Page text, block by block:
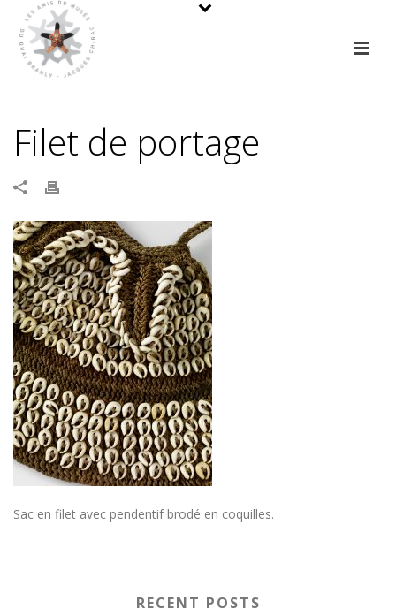
Filet de portage
Sac en filet avec pendentif brodé en coquilles.
RECENT POSTS